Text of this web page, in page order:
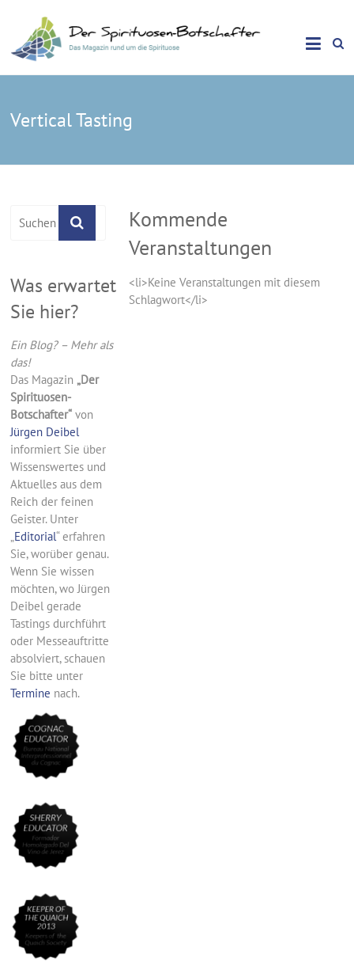
Spirituosen Botschafter
Vertical Tasting
Kommende
Veranstaltungen
<li>Keine Veranstaltungen mit diesem
Schlagwort</li>
Was erwartet
Sie hier?
Ein Blog? – Mehr als
das!
Das Magazin„Der
Spirituosen-
Botschafter“ von
Jürgen Deibel
informiert Sie über
Wissenswertes und
Aktuelles aus dem
Reich der feinen
Geister. Unter
„Editorial“ erfahren
Sie, worüber genau.
Wenn Sie wissen
möchten, wo Jürgen
Deibel gerade
Tastings durchführt
oder Messeauftritte
absolviert, schauen
Sie bitte unter
Termine nach.